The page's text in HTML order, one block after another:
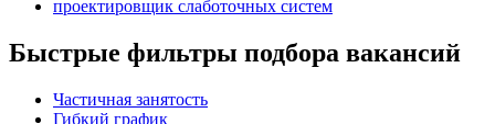
проектировщик слаботочных систем
Быстрые фильтры подбора вакансий
Частичная занятость
Гибкий график